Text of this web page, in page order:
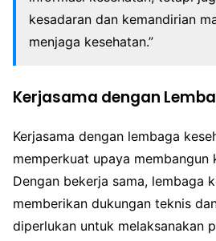
kesadaran dan kemandirian
menjaga kesehatan.”
Kerjasama dengan
Kerjasama dengan lembaga
memperkuat upaya membangun
Dengan bekerja sama, lembaga
memberikan dukungan teknis
diperlukan untuk melaksanakan